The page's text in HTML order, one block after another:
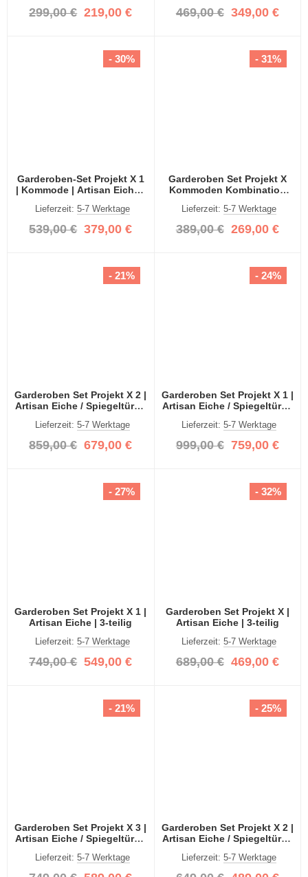
299,00 € 219,00 € 469,00 € 349,00 €
Garderoben-Set Projekt X 1
| Kommode | Artisan Eiche |
Lieferzeit: 5-7 Werktage
539,00 € 379,00 €
- 30%
Garderoben Set Projekt X
Kommoden Kombination
Lieferzeit:5-7 Werktage
389,00 € 269,00 €
- 31%
Garderoben Set Projekt X 2 |
Artisan Eiche / Spiegeltüren
Lieferzeit: 5-7 Werktage
859,00 € 679,00 €
- 21%
Garderoben Set Projekt X 1 |
Artisan Eiche / Spiegeltüren
Lieferzeit:5-7 Werktage
999,00 € 759,00 €
- 24%
Garderoben Set Projekt X 1 |
Artisan Eiche | 3-teilig
Lieferzeit: 5-7 Werktage
749,00 € 549,00 €
- 27%
Garderoben Set Projekt X |
Artisan Eiche | 3-teilig
Lieferzeit:5-7 Werktage
689,00 € 469,00 €
- 32%
Garderoben Set Projekt X 3 |
Artisan Eiche / Spiegeltüren
Lieferzeit: 5-7 Werktage
- 21%
Garderoben Set Projekt X 2 |
Artisan Eiche / Spiegeltüren
Lieferzeit:5-7 Werktage
- 25%